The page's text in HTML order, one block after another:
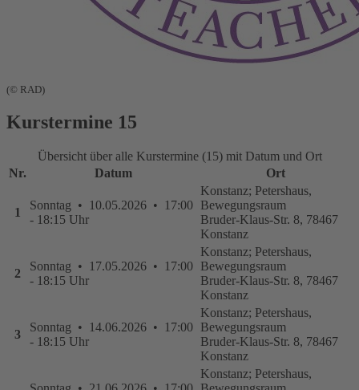
(© RAD)
Kurstermine 15
Übersicht über alle Kurstermine (15) mit Datum und Ort
Nr.
Datum Ort
1
Sonntag • 10.05.2026 • 17:00
- 18:15 Uhr
Konstanz; Petershaus,
Bewegungsraum
Bruder-Klaus-Str. 8, 78467
Konstanz
2
Sonntag • 17.05.2026 • 17:00
- 18:15 Uhr
Konstanz; Petershaus,
Bewegungsraum
Bruder-Klaus-Str. 8, 78467
Konstanz
3
Sonntag • 14.06.2026 • 17:00
- 18:15 Uhr
Konstanz; Petershaus,
Bewegungsraum
Bruder-Klaus-Str. 8, 78467
Konstanz
Konstanz; Petershaus,